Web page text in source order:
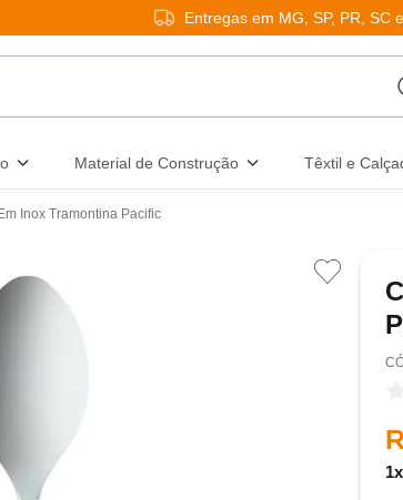
Entregas em MG, SP, PR, SC
Material de Construção Têxtil e
Inox Tramontina Pacific
1